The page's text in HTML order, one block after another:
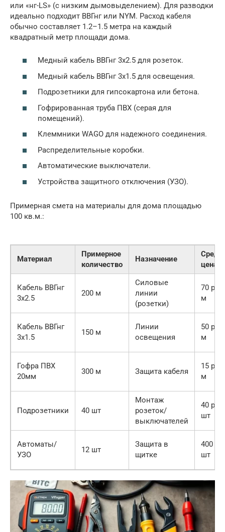
или «нг-LS» (с низким дымовыделением). Для разводки
идеально подходит ВВГнг или NYM. Расход кабеля
обычно составляет 1.2–1.5 метра на каждый
квадратный метр площади дома.
Медный кабель ВВГнг 3х2.5 для розеток.
Медный кабель ВВГнг 3х1.5 для освещения.
Подрозетники для гипсокартона или бетона.
Гофрированная труба ПВХ (серая для
помещений).
Клеммники WAGO для надежного соединения.
Распределительные коробки.
Автоматические выключатели.
Устройства защитного отключения (УЗО).
Примерная смета на материалы для дома площадью
100 кв.м.:
Материал
Примерное
количество
Назначение
цена
Кабель ВВГнг
3х2.5
200 м
Силовые
линии
(розетки)
70 руб/
м
Кабель ВВГнг
3х1.5
150 м
Линии
освещения
50 руб/
м
Гофра ПВХ
20мм
300 м Защита кабеля
15 руб/
м
Подрозетники 40 шт
Монтаж
розеток/
выключателей
40 руб/
шт
Автоматы/
УЗО
12 шт
Защита в
щитке
400
шт